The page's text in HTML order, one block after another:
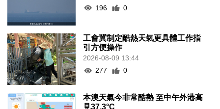
196
0
工會冀制定酷熱天氣更具體工作指
引方便操作
2026-08-09 13:44
277
0
本澳天氣今非常酷熱 至中午外港高
見37.3°C